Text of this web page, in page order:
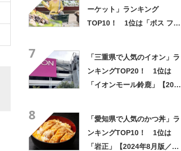
ーケット」ランキング
TOP10！ 1位は「ボス フー
7
「三重県で人気のイオン」ラ
ンキングTOP20！ 1位は
「イオンモール鈴鹿」【2024
8
「愛知県で人気のかつ丼」ラ
ンキングTOP10！ 1位は
「岩正」【2024年8月版／